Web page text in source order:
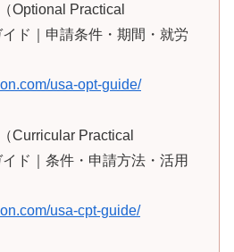
Optional Practical
ド｜申請条件・期間・就労
usa-opt-guide/
Curricular Practical
ド｜条件・申請方法・活用
usa-cpt-guide/